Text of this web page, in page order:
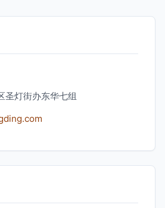
圣灯街办东华七组